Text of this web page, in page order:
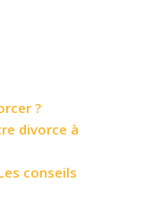
?
divorce à
conseils